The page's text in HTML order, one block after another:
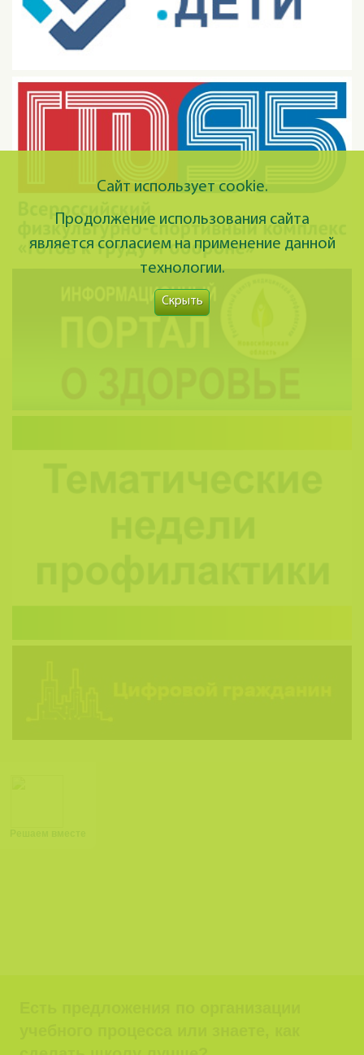
Сайт использует cookie.
Продолжение использования сайта
является согласием на применение данной
технологии.
Скрыть